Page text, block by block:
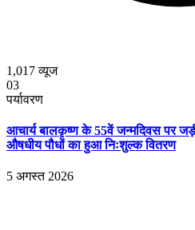
1,017व्यूज
03
पर्यावरण
आचार्य बालकृष्ण के 55वें जन्मदिवस पर
औषधीय पौधों का हुआ निःशुल्क वितरण
5 अगस्त 2026